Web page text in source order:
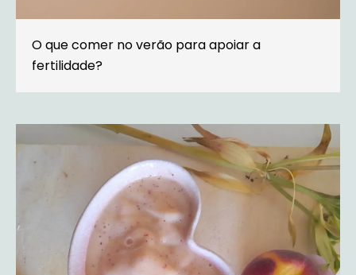
O que comer no verão para apoiar a
fertilidade?